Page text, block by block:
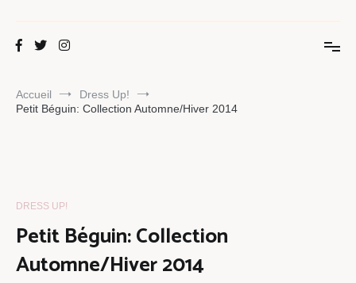
Maman Chou
Accueil
Dress Up!
Petit Béguin: Collection Automne/Hiver 2014
DRESS UP!
Petit Béguin: Collection
Automne/Hiver 2014